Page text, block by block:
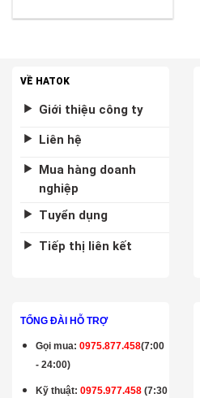
VỀ HATOK
Giới thiệu công ty
Liên hệ
Mua hàng doanh
nghiệp
Tuyển dụng
Tiếp thị liên kết
TỔNG ĐÀI HỖ TRỢ
Gọi mua:0975.877.458(7:00
- 24:00)
Kỹ thuật:0975.977.458 (7:30